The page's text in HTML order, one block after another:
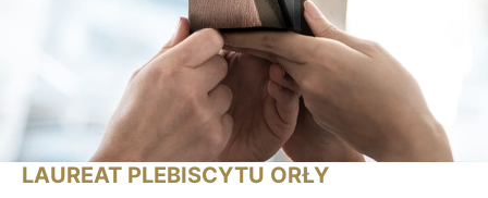
LAUREAT PLEBISCYTU ORŁY